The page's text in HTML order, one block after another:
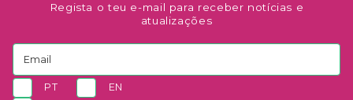
Regista o teu e-mail para receber notícias e
atualizações
PT
EN